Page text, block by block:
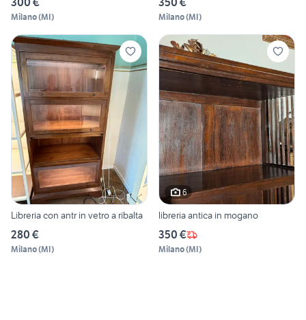
Milano(MI) Milano(MI)
Libreria con antr in vetro a ribalta
280 €
Milano(MI)
6
libreria antica in mogano
350 €
Milano(MI)